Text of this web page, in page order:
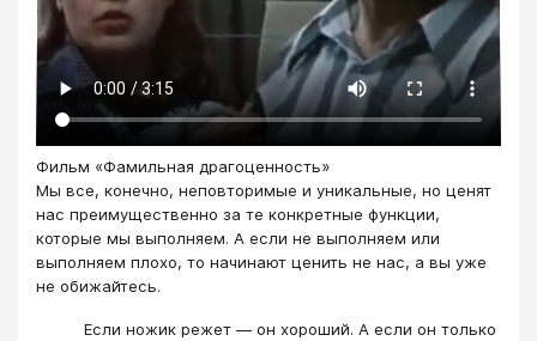
Фильм «Фамильная драгоценность»
Мы все, конечно, неповторимые и уникальные, но ценят
нас преимущественно за те конкретные функции,
которые мы выполняем. А если не выполняем или
выполняем плохо, то начинают ценить не нас, а вы уже
не обижайтесь.
Если ножик режет — он хороший. А если он только